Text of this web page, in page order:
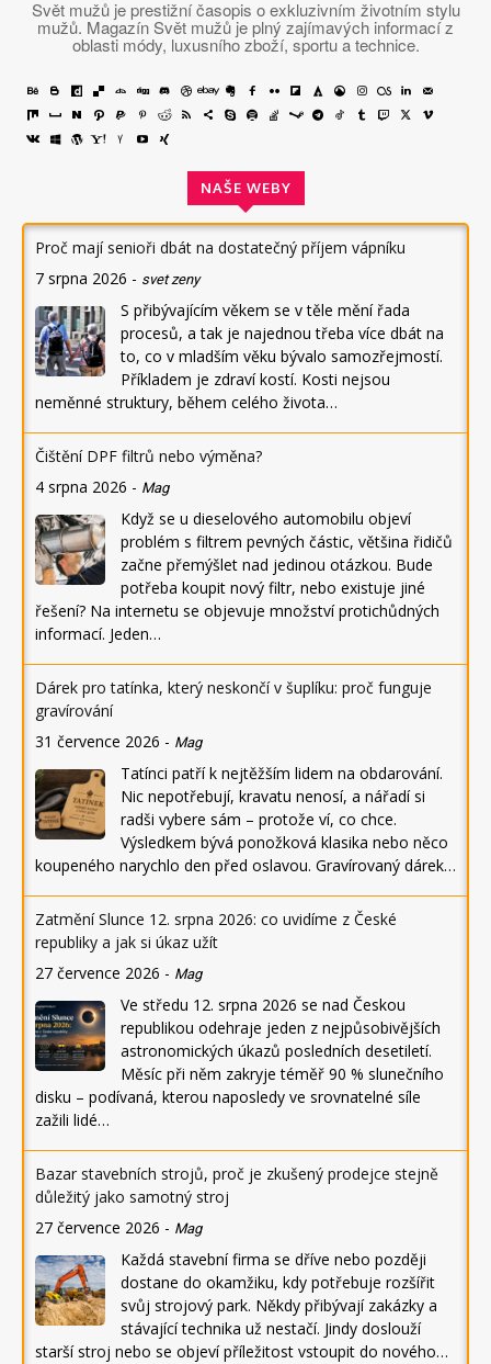
Svět mužů je prestižní časopis o exkluzivním životním stylu
mužů. Magazín Svět mužů je plný zajímavých informací z
oblasti módy, luxusního zboží, sportu a technice.
NAŠE WEBY
Proč mají senioři dbát na dostatečný příjem vápníku
7 srpna 2026 - svet zeny
S přibývajícím věkem se v těle mění řada
procesů, a tak je najednou třeba více dbát na
to, co v mladším věku bývalo samozřejmostí.
Příkladem je zdraví kostí. Kosti nejsou
neměnné struktury, během celého života…
Čištění DPF filtrů nebo výměna?
4 srpna 2026 - Mag
Když se u dieselového automobilu objeví
problém s filtrem pevných částic, většina řidičů
začne přemýšlet nad jedinou otázkou. Bude
potřeba koupit nový filtr, nebo existuje jiné
řešení? Na internetu se objevuje množství protichůdných
informací. Jeden…
Dárek pro tatínka, který neskončí v šuplíku: proč funguje
gravírování
31 července 2026 - Mag
Tatínci patří k nejtěžším lidem na obdarování.
Nic nepotřebují, kravatu nenosí, a nářadí si
radši vybere sám – protože ví, co chce.
Výsledkem bývá ponožková klasika nebo něco
koupeného narychlo den před oslavou. Gravírovaný dárek…
Zatmění Slunce 12. srpna 2026: co uvidíme z České
republiky a jak si úkaz užít
27 července 2026 - Mag
Ve středu 12. srpna 2026 se nad Českou
republikou odehraje jeden z nejpůsobivějších
astronomických úkazů posledních desetiletí.
Měsíc při něm zakryje téměř 90 % slunečního
disku – podívaná, kterou naposledy ve srovnatelné síle
zažili lidé…
Bazar stavebních strojů, proč je zkušený prodejce stejně
důležitý jako samotný stroj
27 července 2026 - Mag
Každá stavební firma se dříve nebo později
dostane do okamžiku, kdy potřebuje rozšířit
svůj strojový park. Někdy přibývají zakázky a
stávající technika už nestačí. Jindy doslouží
starší stroj nebo se objeví příležitost vstoupit do nového…